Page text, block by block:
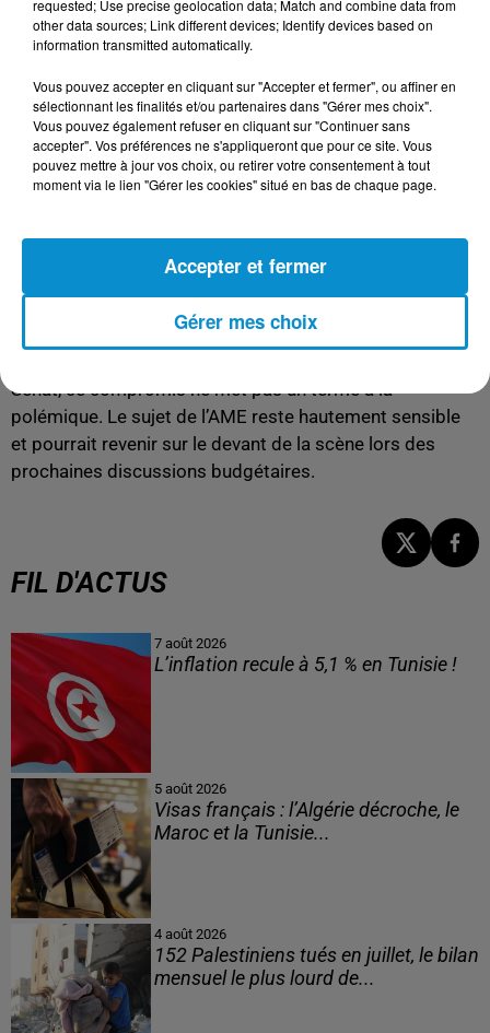
une pression accrue de prises en charge plus tardives et
donc plus graves et plus coûteuses
septembre huit anciens ministres de la Santé , dont
Aurélien Rousseau, Roselyne Bachelot et Olivier Véran,
dans une tribune publiée dans Le Monde.
Le député socialiste Boris Vallaud a également pris
fantasmes de l’extrême droite».
Un compromis qui ne met pas fin aux débats
Si la CMP a acté une baisse de 111 millions d’euros, bien
Sénat, ce compromis ne met pas un terme à la
polémique. Le sujet de l’AME reste hautement sensible
et pourrait revenir sur le devant de la scène lors des
prochaines discussions budgétaires.
FIL D'ACTUS
7 août 2026
L’inflation recule à 5,1 % en Tunisie !
5 août 2026
Visas français : l’Algérie décroche, le
Maroc et la Tunisie...
4 août 2026
152 Palestiniens tués en juillet, le bilan
mensuel le plus lourd de...
requested; Use precise geolocation data; Match and combine data from
other data sources; Link different devices; Identify devices based on
information transmitted automatically.
Vous pouvez accepter en cliquant sur "Accepter et fermer", ou affiner en
sélectionnant les finalités et/ou partenaires dans "Gérer mes choix".
Vous pouvez également refuser en cliquant sur "Continuer sans
accepter". Vos préférences ne s'appliqueront que pour ce site. Vous
pouvez mettre à jour vos choix, ou retirer votre consentement à tout
moment via le lien "Gérer les cookies" situé en bas de chaque page.
Gérer mes choix
Accepter et fermer